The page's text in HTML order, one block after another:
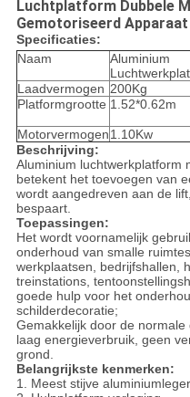
Luchtplatform Dubbele
Gemotoriseerd Apparaat
Specificaties:
Naam
Aluminium
Laadvermogen 200Kg
Platformgrootte 1.52*0.62m
Motorvermogen1.10Kw
Beschrijving:
Aluminium luchtwerkplatform
betekent het toevoegen van
wordt aangedreven aan de
bespaart.
Toepassingen:
Het wordt voornamelijk
onderhoud van smalle
werkplaatsen, bedrijfshallen,
treinstations,
goede hulp voor het
schilderdecoratie;
Gemakkelijk door de
laag energieverbruik, geen
grond.
Belangrijkste kenmerken:
1. Meest stijve